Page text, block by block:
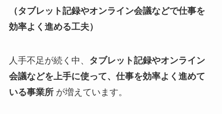
（タブレット記録やオンライン会議などで仕事を
効率よく進める工夫）
人手不足が続く中、
タブレット記録やオンライン
会議などを上手に使って、仕事を効率よく進めて
いる事業所が増えています。